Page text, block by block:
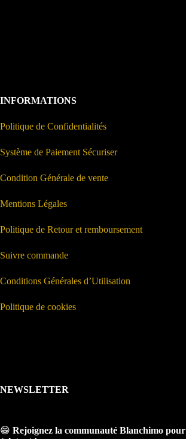
INFORMATIONS
Politique de Confidentialités
Système de Paiement Sécuriser
Condition Générale de vente
Mentions Légales
Politique de Retour et remboursement
Suivre commande
Conditions Générales d’Utilisation
Politique de cookies
NEWSLETTER
😁 Rejoignez la communauté Blanchimo